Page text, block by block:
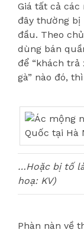
Giá tất cả
đây thường bị
đầu. Theo
dùng bán
để “khách trả
gà” nào đó,
…Hoặc bị tố
hoạ: KV)
Phàn nàn về